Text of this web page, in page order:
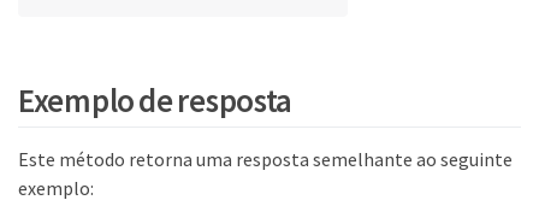
Exemplo de resposta
Este método retorna uma resposta semelhante ao seguinte
exemplo: